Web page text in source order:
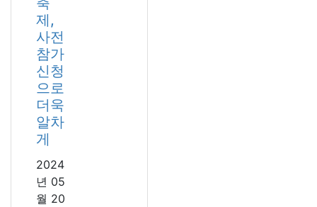
제,
사전
참가
신청
으로
더욱
알차
게
2024
년 05
월 20